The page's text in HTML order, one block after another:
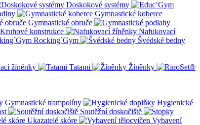
Doskokové systémy
Gymnastické koberce
Gymnastické obruče
Kruhové konstrukce
Nafukovací
Rocking´Gym
Švédské bedny
žíněnky Tatami
Žíněnky
Gymnastické trampolíny
Hygienické
Soutěžní doskočiště
Ukazatelé skóre
Vybavení